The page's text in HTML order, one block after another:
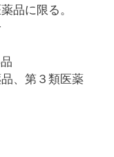
品に限る。
、第３類医薬